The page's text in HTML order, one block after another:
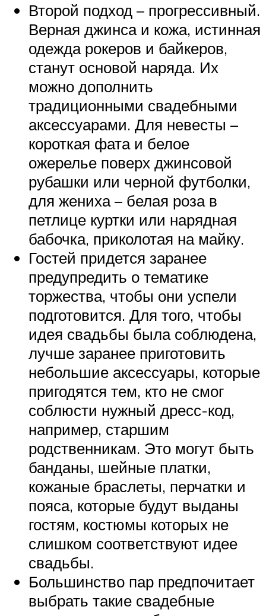
Второй подход – прогрессивный.
Верная джинса и кожа, истинная
одежда рокеров и байкеров,
станут основой наряда. Их
можно дополнить
традиционными свадебными
аксессуарами. Для невесты –
короткая фата и белое
ожерелье поверх джинсовой
рубашки или черной футболки,
для жениха – белая роза в
петлице куртки или нарядная
бабочка, приколотая на майку.
Гостей придется заранее
предупредить о тематике
торжества, чтобы они успели
подготовится. Для того, чтобы
идея свадьбы была соблюдена,
лучше заранее приготовить
небольшие аксессуары, которые
пригодятся тем, кто не смог
соблюсти нужный дресс-код,
например, старшим
родственникам. Это могут быть
банданы, шейные платки,
кожаные браслеты, перчатки и
пояса, которые будут выданы
гостям, костюмы которых не
слишком соответствуют идее
свадьбы.
Большинство пар предпочитает
выбрать такие свадебные